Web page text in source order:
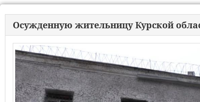
Осужденную жительницу Курской